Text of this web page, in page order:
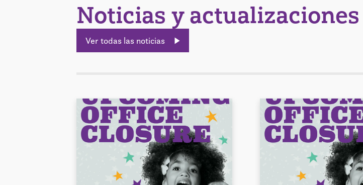
Noticias y
Ver todas las noticias